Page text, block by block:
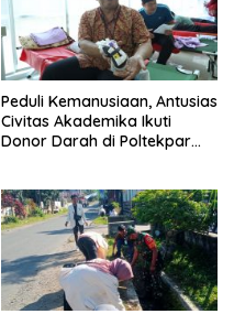
Peduli Kemanusiaan, Antusias
Civitas Akademika Ikuti
Donor Darah di Poltekpar